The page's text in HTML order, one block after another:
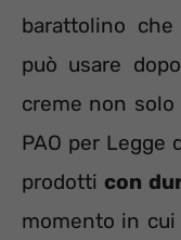
barattolino
può usare
creme non
PAO per
prodotti con
momento in cui